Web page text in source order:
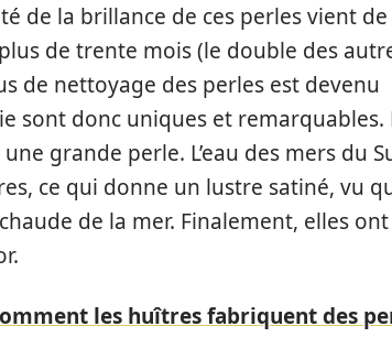
de la brillance de ces perles vient
de trente mois (le double des
de nettoyage des perles est devenu
sont donc uniques et remarquables.
grande perle. L’eau des mers du
ce qui donne un lustre satiné, vu
de la mer. Finalement, elles
les huîtres fabriquent des